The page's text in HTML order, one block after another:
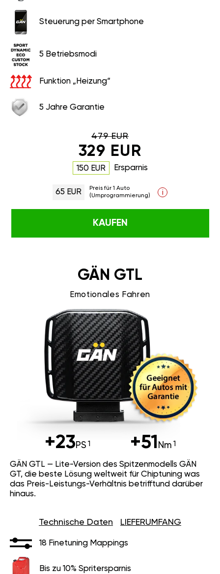
Steuerung per Smartphone
5 Betriebsmodi
Funktion „Heizung“
5 Jahre Garantie
479 EUR
329 EUR
150 EUR Ersparnis
65 EUR
Preis für 1 Auto
(Umprogrammierung)
i
KAUFEN
GÄN GTL
Emotionales Fahren
+23PS +51 Nm
GÄN GTL — Lite-Version des Spitzenmodells GÄN
GT, die beste Lösung weltweit für Chiptuning was
das Preis-Leistungs-Verhältnis betrifftund darüber
hinaus.
Technische Daten LIEFERUMFANG
18 Finetuning Mappings
Bis zu 10% Spritersparnis